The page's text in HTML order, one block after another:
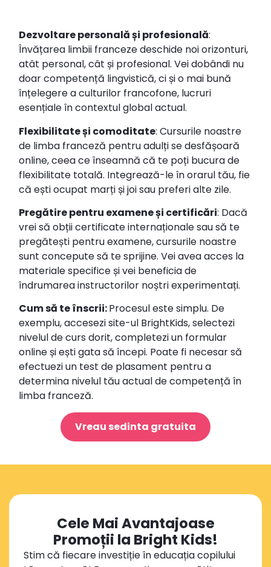
Dezvoltare personală și profesională:
Învățarea limbii franceze deschide noi orizonturi,
atât personal, cât și profesional. Vei dobândi nu
doar competență lingvistică, ci și o mai bună
înțelegere a culturilor francofone, lucruri
esențiale în contextul global actual.
Flexibilitate și comoditate: Cursurile noastre
de limba franceză pentru adulți se desfășoară
online, ceea ce înseamnă că te poți bucura de
flexibilitate totală. Integrează-le în orarul tău, fie
că ești ocupat marți și joi sau preferi alte zile.
Pregătire pentru examene și certificări: Dacă
vrei să obții certificate internaționale sau să te
pregătești pentru examene, cursurile noastre
sunt concepute să te sprijine. Vei avea acces la
materiale specifice și vei beneficia de
îndrumarea instructorilor noștri experimentați.
Cum să te înscrii:Procesul este simplu. De
exemplu, accesezi site-ul BrightKids, selectezi
nivelul de curs dorit, completezi un formular
online și ești gata să începi. Poate fi necesar să
efectuezi un test de plasament pentru a
determina nivelul tău actual de competență în
limba franceză.
Vreau sedinta gratuita
Cele Mai Avantajoase
Promoții la Bright Kids!
Stim că fiecare investiție în educația copilului